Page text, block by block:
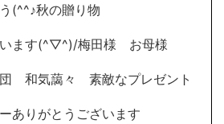
(^^♪秋の贈り物
います(^▽^)/梅田様 お母様
団 和気藹々 素敵なプレゼント
ありがとうございます